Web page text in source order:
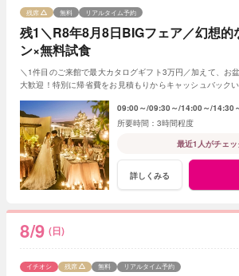
残1＼R8年8月8日BIGフェア／幻想的
ン×無料試食
残席 無料 リアルタイム予約
＼1件目のご来館で最大カタログギフト3万円／加えて、お
大歓迎！特別に帰省費をお見積もりからキャッシュバック
09:00～ 09:30～ 14:00～ 14:30
3時間程度
最近1人がチェ
詳しくみる
8/9 (日)
イチオシ 残席 無料 リアルタイム予約